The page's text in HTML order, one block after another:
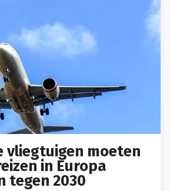
vliegtuigen moeten
in Europa
tegen 2030